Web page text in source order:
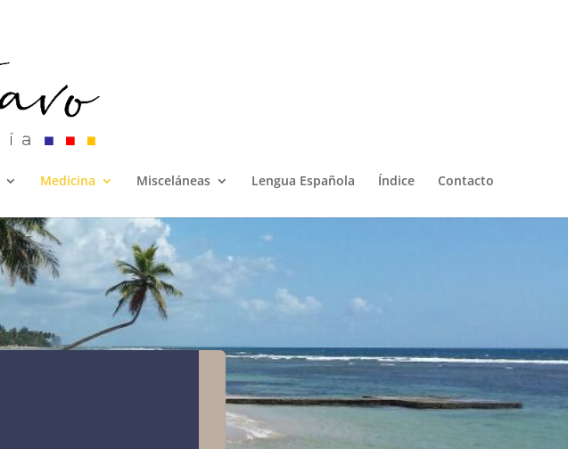
Medicina Misceláneas Lengua Española Índice Contacto